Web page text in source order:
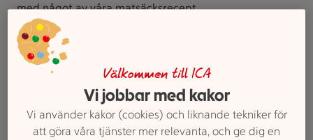
med något av våra matsäcksrecept.
Välkommen till ICA
Vi jobbar med kakor
Vi använder kakor (cookies) och liknande tekniker för
att göra våra tjänster mer relevanta, och ge dig en